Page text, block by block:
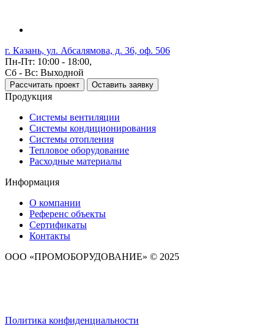
г. Казань, ул. Абсалямова, д. 36, оф. 506
Пн-Пт: 10:00 - 18:00,
Сб - Вс: Выходной
Рассчитать проект Оставить заявку
Продукция
Системы вентиляции
Системы кондиционирования
Системы отопления
Тепловое оборудование
Расходные материалы
Информация
О компании
Референс объекты
Сертификаты
Контакты
ООО «ПРОМОБОРУДОВАНИЕ» © 2025
Политика конфиденциальности